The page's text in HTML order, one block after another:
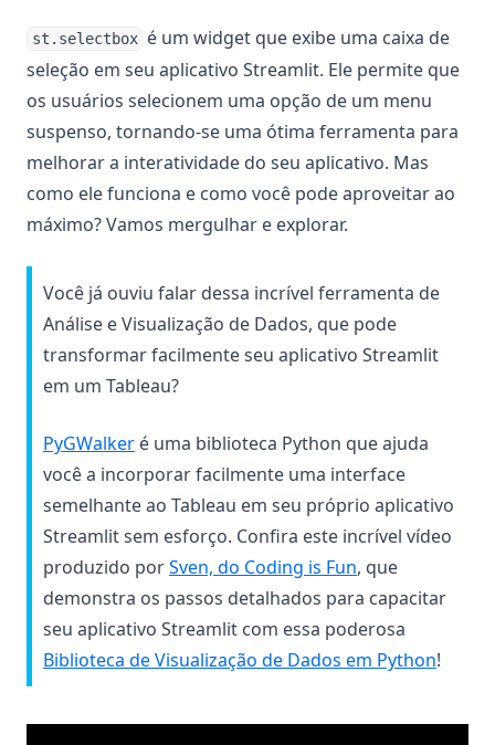
st.selectbox é um widget que exibe uma caixa de
seleção em seu aplicativo Streamlit. Ele permite que
os usuários selecionem uma opção de um menu
suspenso, tornando-se uma ótima ferramenta para
melhorar a interatividade do seu aplicativo. Mas
como ele funciona e como você pode aproveitar ao
máximo? Vamos mergulhar e explorar.
Você já ouviu falar dessa incrível ferramenta de
Análise e Visualização de Dados, que pode
transformar facilmente seu aplicativo Streamlit
em um Tableau?
PyGWalker(opens in a new tab)
é uma biblioteca Python que ajuda
você a incorporar facilmente uma interface
semelhante ao Tableau em seu próprio aplicativo
Streamlit sem esforço. Confira este incrível vídeo
produzido porSven, do Coding is Fun(opens in a new
, que
demonstra os passos detalhados para capacitar
seu aplicativo Streamlit com essa poderosa
Biblioteca de Visualização de Dados em Python!